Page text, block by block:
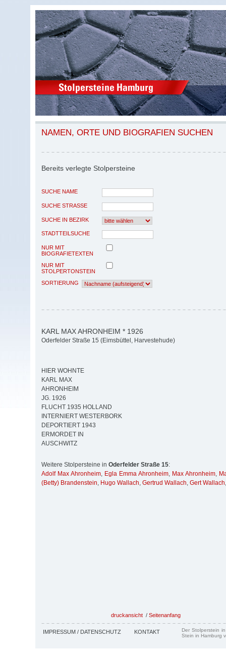
NAMEN, ORTE UND BIOGRAFIEN SUCHEN
Bereits verlegte Stolpersteine
SUCHE NAME
SUCHE STRASSE
SUCHE IN BEZIRK
STADTTEILSUCHE
NUR MIT
BIOGRAFIETEXTEN
NUR MIT
STOLPERTONSTEIN
SORTIERUNG
KARL MAX AHRONHEIM * 1926
Oderfelder Straße 15 (Eimsbüttel, Harvestehude)
HIER WOHNTE
KARL MAX
AHRONHEIM
JG. 1926
FLUCHT 1935 HOLLAND
INTERNIERT WESTERBORK
DEPORTIERT 1943
ERMORDET IN
AUSCHWITZ
Weitere Stolpersteine in Oderfelder Straße 15:
Adolf Max Ahronheim, Egla Emma Ahronheim, Max Ahronheim,
(Betty) Brandenstein, Hugo Wallach, Gertrud Wallach, Gert Wallach
druckansicht / Seitenanfang
IMPRESSUM / DATENSCHUTZ KONTAKT
Der Stolperstein
Stein in Hamburg